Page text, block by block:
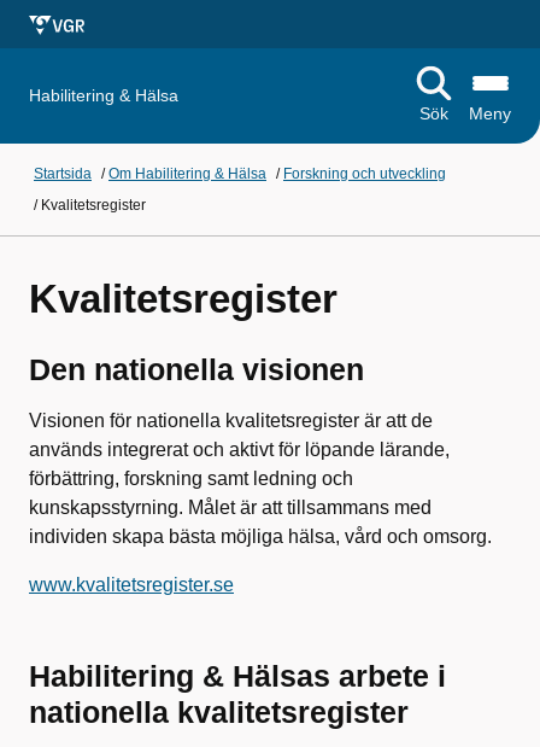
Habilitering & Hälsa
Sök
Meny
Startsida /Om Habilitering & Hälsa / Forskning och utveckling
/ Kvalitetsregister
Kvalitetsregister
Den nationella visionen
Visionen för nationella kvalitetsregister är att de
används integrerat och aktivt för löpande lärande,
förbättring, forskning samt ledning och
kunskapsstyrning. Målet är att tillsammans med
individen skapa bästa möjliga hälsa, vård och omsorg.
www.kvalitetsregister.se
Habilitering & Hälsas arbete i
nationella kvalitetsregister